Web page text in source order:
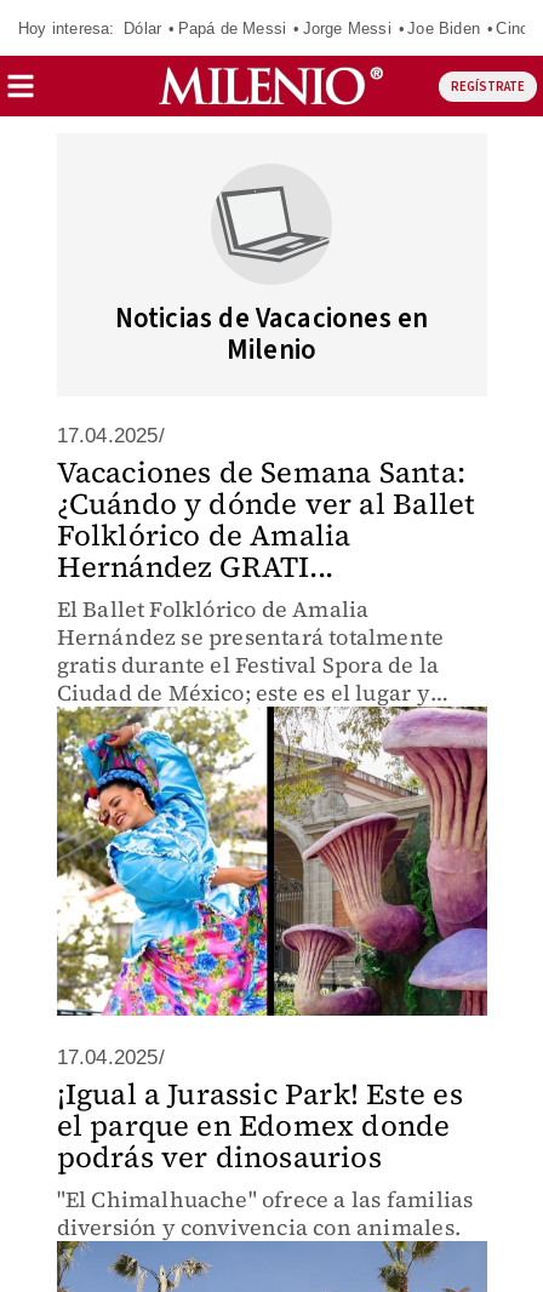
Hoy interesa: Dólar Papá de Messi Jorge Messi Joe Biden
REGÍSTRATE
Noticias de Vacaciones en
Milenio
17.04.2025/
Vacaciones de Semana Santa:
¿Cuándo y dónde ver al Ballet
Folklórico de Amalia
Hernández GRATI...
El Ballet Folklórico de Amalia
Hernández se presentará totalmente
gratis durante el Festival Spora de la
Ciudad de México; este es el lugar y
horario exacto para verlos
17.04.2025/
¡Igual a Jurassic Park! Este es
el parque en Edomex donde
podrás ver dinosaurios
"El Chimalhuache" ofrece a las familias
diversión y convivencia con animales.